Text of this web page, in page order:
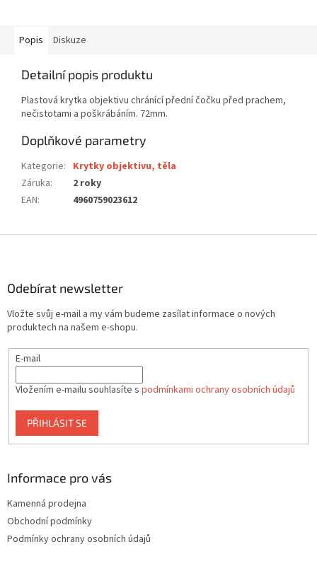
Popis Diskuze
Detailní popis produktu
Plastová krytka objektivu chránící přední čočku před prachem,
nečistotami a poškrábáním. 72mm.
Doplňkové parametry
Kategorie: Krytky objektivu, těla
Záruka:
2 roky
EAN: 4960759023612
Odebírat newsletter
Vložte svůj e-mail a my vám budeme zasílat informace o nových
produktech na našem e-shopu.
E-mail
Vložením e-mailu souhlasíte s podmínkami ochrany osobních údajů
PŘIHLÁSIT SE
Informace pro vás
Kamenná prodejna
Obchodní podmínky
Podmínky ochrany osobních údajů